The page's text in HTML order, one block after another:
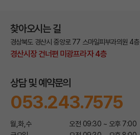
찾아오시는 길
경상북도 경산시 중앙로 77 스마일피부과의원 4층
경산시장 건너편 미광프라자 4층
상담 및 예약문의
053.243.7575
월,화,수
오전 09:30 ~ 오후 7:00